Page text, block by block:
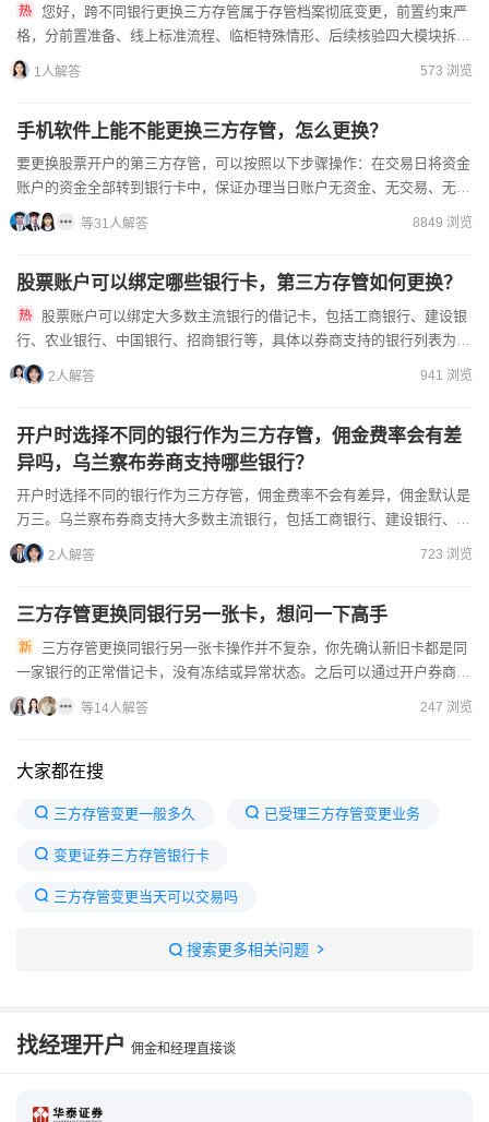
格，分前置准备、线上标准流程、临柜特殊情形、后续核验四大模块拆
解：（1）变更前必须完成的硬性前置条件①账户资金全额清零：前一...
1人解答 573 浏览
手机软件上能不能更换三方存管，怎么更换？
要更换股票开户的第三方存管，可以按照以下步骤操作：在交易日将资金
账户的资金全部转到银行卡中，保证办理当日账户无资金、无交易、无转
账等情况。并且，当天不能卖出股票，因为卖出股票会产生新的...
等31人解答 8849 浏览
股票账户可以绑定哪些银行卡，第三方存管如何更换？
行、农业银行、中国银行、招商银行等，具体以券商支持的银行列表为
准。第三方存管更换需要先联系原银行解绑，然后通过券商APP或营...
2人解答 941 浏览
开户时选择不同的银行作为三方存管，佣金费率会有差
异吗，乌兰察布券商支持哪些银行？
开户时选择不同的银行作为三方存管，佣金费率不会有差异，佣金默认是
万三。乌兰察布券商支持大多数主流银行，包括工商银行、建设银行、农
业银行、中国银行、招商银行、交通银行等。开户流程简单，只...
2人解答 723 浏览
三方存管更换同银行另一张卡，想问一下高手
一家银行的正常借记卡，没有冻结或异常状态。之后可以通过开户券商的
APP办理，在业务办理板块找到三方存管变更选项，选择同银行换...
等14人解答 247 浏览
大家都在搜
三方存管变更一般多久 已受理三方存管变更业务
变更证券三方存管银行卡
三方存管变更当天可以交易吗
三方存管变更10天了还没生效
三方存管账户安全吗
搜索更多相关问题
找经理开户 佣金和经理直接谈